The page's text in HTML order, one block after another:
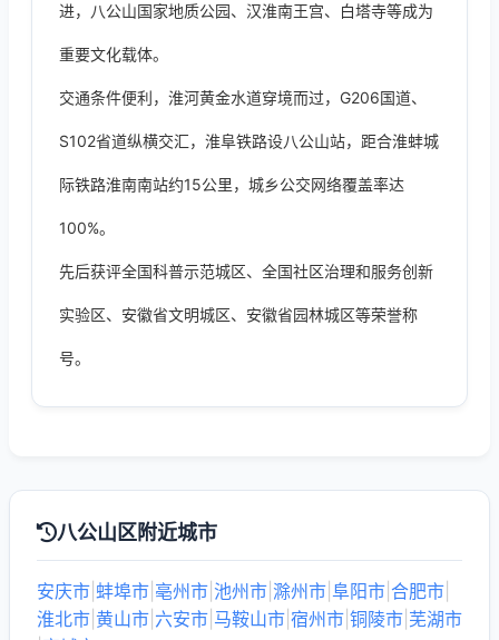
进，八公山国家地质公园、汉淮南王宫、白塔寺等成为
重要文化载体。
交通条件便利，淮河黄金水道穿境而过，G206国道、
S102省道纵横交汇，淮阜铁路设八公山站，距合淮蚌城
际铁路淮南南站约15公里，城乡公交网络覆盖率达
100%。
先后获评全国科普示范城区、全国社区治理和服务创新
实验区、安徽省文明城区、安徽省园林城区等荣誉称
号。
八公山区附近城市
安庆市 蚌埠市 亳州市 池州市 滁州市 阜阳市 合肥市
淮北市 黄山市 六安市 马鞍山市 宿州市 铜陵市 芜湖市